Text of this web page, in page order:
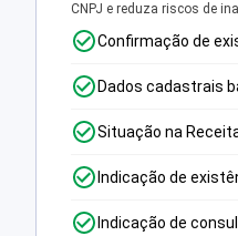
CNPJ e reduza riscos de
Confirmação de
Dados cadastrais
Situação na
Indicação de
Indicação de